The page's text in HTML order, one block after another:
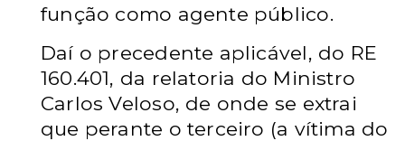
função como agente público.
Daí o precedente aplicável, do RE
160.401, da relatoria do Ministro
Carlos Veloso, de onde se extrai
que perante o terceiro (a vítima do